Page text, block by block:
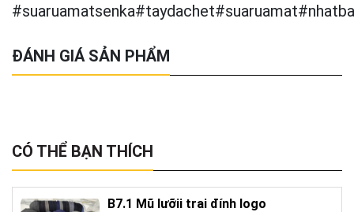
ĐÁNH GIÁ SẢN PHẨM
CÓ THỂ BẠN THÍCH
B7.1 Mũ lưỡii trai đính logo